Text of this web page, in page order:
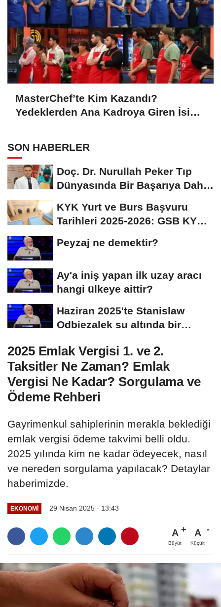
MasterChef’te Kim Kazandı?
Yedeklerden Ana Kadroya Giren İsim
SON HABERLER
Doç. Dr. Nurullah Peker Tıp
Dünyasında Bir Başarıya Daha
KYK Yurt ve Burs Başvuru
Tarihleri 2025-2026: GSB KYK
Peyzaj ne demektir?
Ay'a iniş yapan ilk uzay aracı
hangi ülkeye aittir?
Haziran 2025'te Stanislaw
Odbiezalek su altında bir
2025 Emlak Vergisi 1. ve 2.
Taksitler Ne Zaman? Emlak
Vergisi Ne Kadar? Sorgulama ve
Ödeme Rehberi
Gayrimenkul sahiplerinin merakla beklediği
emlak vergisi ödeme takvimi belli oldu.
2025 yılında kim ne kadar ödeyecek, nasıl
ve nereden sorgulama yapılacak? Detaylar
haberimizde.
EKONOMI 29 Nisan 2025 - 13:43
A
Büyüt
A
Küçült